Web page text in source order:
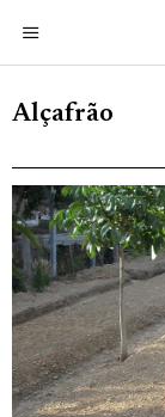
Alçafrão